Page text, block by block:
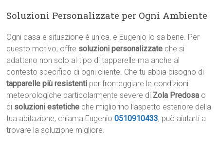
Soluzioni Personalizzate per Ogni Ambiente
Ogni casa e situazione è unica, e Eugenio lo sa bene. Per
questo motivo, offre soluzioni personalizzate che si
adattano non solo al tipo di tapparelle ma anche al
contesto specifico di ogni cliente. Che tu abbia bisogno di
tapparelle più resistenti per fronteggiare le condizioni
meteorologiche particolarmente severe di Zola Predosa o
di soluzioni estetiche che migliorino l’aspetto esteriore della
tua abitazione, chiama Eugenio0510910433; può aiutarti a
trovare la soluzione migliore.